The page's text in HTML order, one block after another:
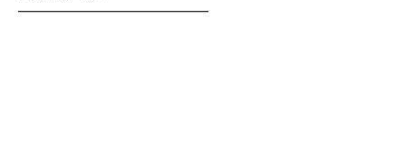
━━━━━━━━━━━━━━━